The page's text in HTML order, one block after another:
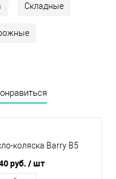
Складные
коляска Barry B5
руб. / шт